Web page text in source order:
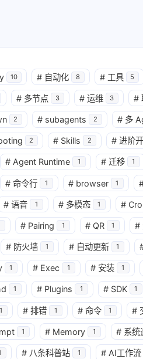
10 # 自动化 8 # 工具 5
# 多节点 3 # 运维 3 #
2 # subagents 2 # 多
2 # Skills 2 # 进阶
# Agent Runtime 1 # 迁移 1
# 命令行 1 # browser 1
# 语音 1 # 多模态 1 #
# Pairing 1 # QR 1 #
# 防火墙 1 # 自动更新 1
1 # Exec 1 # 安装 1
1 # Plugins 1 # SDK 1
1 # 排错 1 # 命令 1 #
1 # Memory 1 # 系统
# 八条科普站 1 # AI工作流